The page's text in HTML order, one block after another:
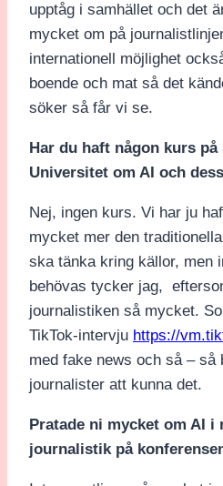
upptåg i samhället och det
mycket om på
internationell möjlighet
boende och mat så det
söker så får vi se.
Har du haft någon kurs
Universitet om AI och
Nej, ingen kurs. Vi har ju
mycket mer den
ska tänka kring källor, men
behövas tycker jag,
journalistiken så mycket.
TikTok-intervju https://
med fake news och så –
journalister att kunna det.
Pratade ni mycket om AI i
journalistik på